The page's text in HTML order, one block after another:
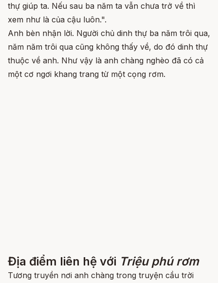
thự giúp ta. Nếu sau ba năm ta vẫn chưa trở về thì
xem như là của cậu luôn.".
Anh bèn nhận lời. Người chủ dinh thự ba năm trôi qua,
năm năm trôi qua cũng không thấy về, do đó dinh thự
thuộc về anh. Như vậy là anh chàng nghèo đã có cả
một cơ ngơi khang trang từ một cọng rơm.
Địa điểm liên hệ với Triệu phú rơm
Tương truyền nơi anh chàng trong truyện cầu trời